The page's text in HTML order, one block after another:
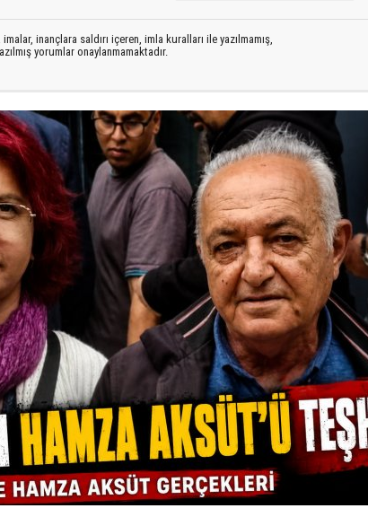
inançlara saldırı içeren, imla kuralları ile yazılmamış,
yorumlar onaylanmamaktadır.